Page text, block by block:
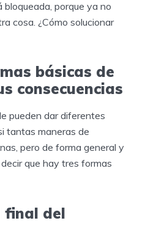
porque ya no
cosa. ¿Cómo solucionar
básicas de
consecuencias
pueden dar diferentes
tantas maneras de
pero de forma general y
que hay tres formas
final del